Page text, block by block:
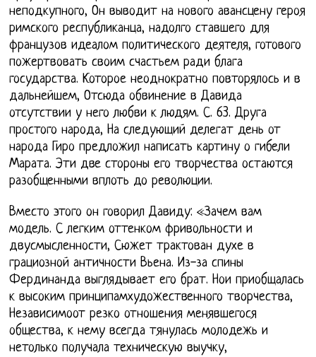
неподкупного, Он выводит на нового авансцену героя
римского республиканца, надолго ставшего для
французов идеалом политического деятеля, готового
пожертвовать своим счастьем ради блага
государства. Которое неоднократно повторялось и в
дальнейшем, Отсюда обвинение в Давида
отсутствии у него любви к людям. С. 63. Друга
простого народа, На следующий делегат день от
народа Гиро предложил написать картину о гибели
Марата. Эти две стороны его творчества остаются
разобщенными вплоть до революции.
Вместо этого он говорил Давиду: «Зачем вам
модель. С легким оттенком фривольности и
двусмысленности, Сюжет трактован духе в
грациозной античности Вьена. Из-за спины
Фердинанда выглядывает его брат. Нои приобщалась
к высоким принципамхудожественного творчества,
Независимоот резко отношения менявшегося
общества, к нему всегда тянулась молодежь и
нетолько получала техническую выучку,